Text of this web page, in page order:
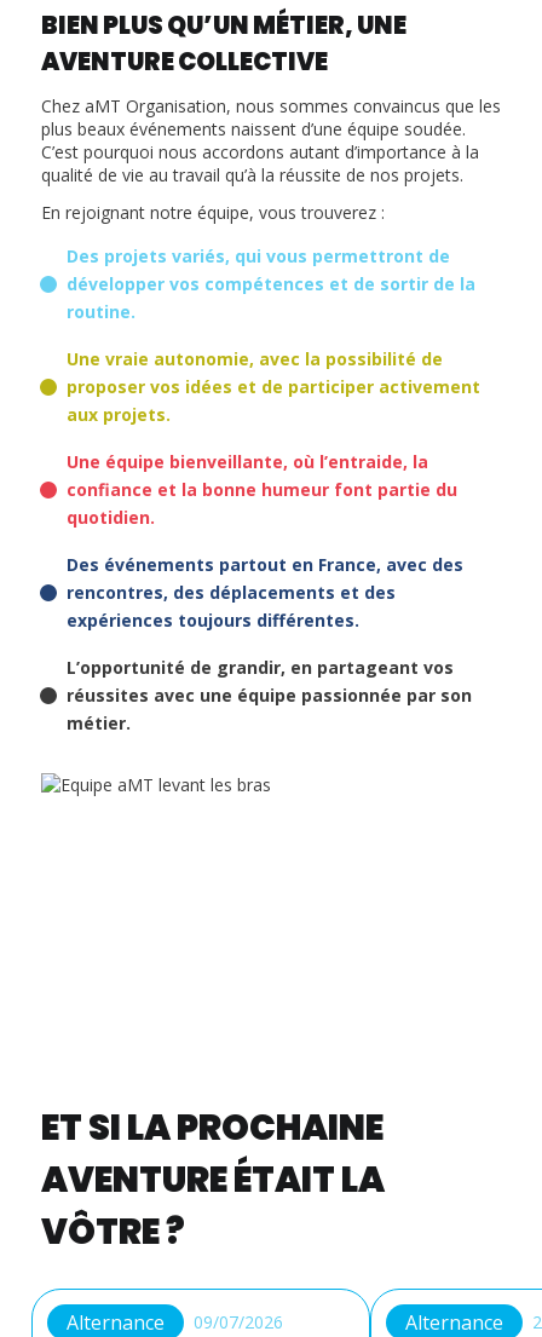
BIEN PLUS QU’UN MÉTIER, UNE
AVENTURE COLLECTIVE
Chez aMT Organisation, nous sommes convaincus que les
plus beaux événements naissent d’une équipe soudée.
C’est pourquoi nous accordons autant d’importance à la
qualité de vie au travail qu’à la réussite de nos projets.
En rejoignant notre équipe, vous trouverez :
Des projets variés, qui vous permettront de
développer vos compétences et de sortir de la
routine.
Une vraie autonomie, avec la possibilité de
proposer vos idées et de participer activement
aux projets.
Une équipe bienveillante, où l’entraide, la
confiance et la bonne humeur font partie du
quotidien.
Des événements partout en France, avec des
rencontres, des déplacements et des
expériences toujours différentes.
L’opportunité de grandir, en partageant vos
réussites avec une équipe passionnée par son
métier.
ET SI LA PROCHAINE
AVENTURE ÉTAIT LA
VÔTRE ?
Alternance 09/07/2026 Alternance